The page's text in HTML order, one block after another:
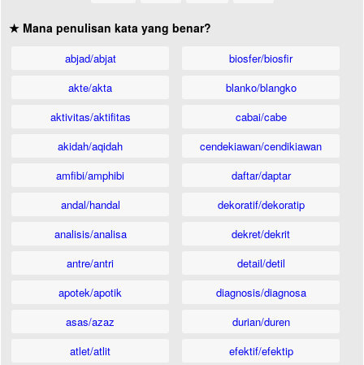
★ Mana penulisan kata yang benar?
abjad/abjat
akte/akta
aktivitas/aktifitas
akidah/aqidah
amfibi/amphibi
andal/handal
analisis/analisa
antre/antri
apotek/apotik
asas/azaz
atlet/atlit
biosfer/biosfir
blanko/blangko
cabai/cabe
cendekiawan/cendikiawan
daftar/daptar
dekoratif/dekoratip
dekret/dekrit
detail/detil
diagnosis/diagnosa
durian/duren
efektif/efektip